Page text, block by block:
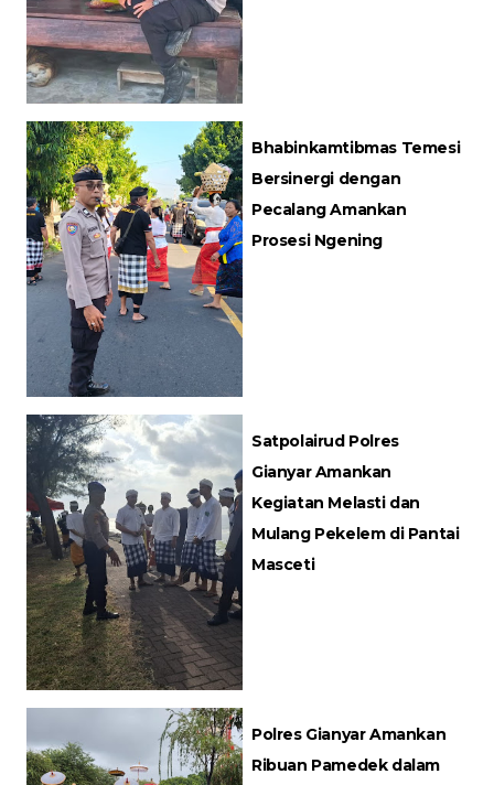
Bhabinkamtibmas Temesi
Bersinergi dengan
Pecalang Amankan
Prosesi Ngening
Satpolairud Polres
Gianyar Amankan
Kegiatan Melasti dan
Mulang Pekelem di Pantai
Masceti
Polres Gianyar Amankan
Ribuan Pamedek dalam